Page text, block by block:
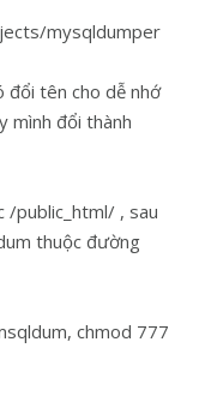
mysqldumper
đổi tên cho dễ nhớ
mình đổi thành
public_html/ , sau
thuộc đường
chmod 777